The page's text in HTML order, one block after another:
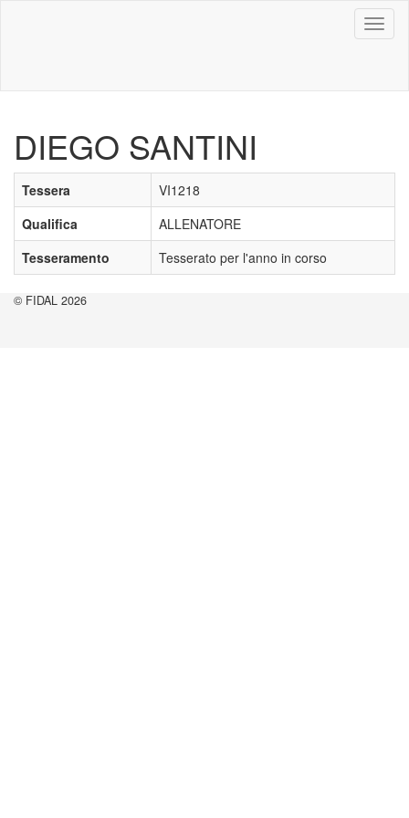
DIEGO SANTINI
Tessera
VI1218
Qualifica
ALLENATORE
Tesseramento
Tesserato per l'anno in corso
© FIDAL 2026